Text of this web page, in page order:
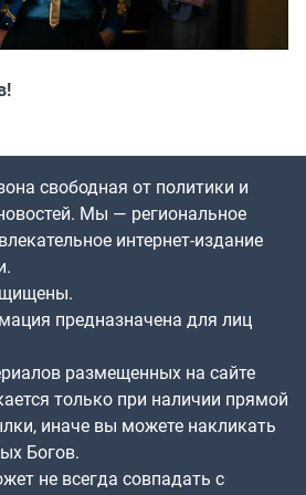
свободная от политики и
Мы — региональное
интернет-издание
предназначена для лиц
размещенных на сайте
только при наличии прямой
иначе вы можете накликать
Богов.
не всегда совпадать с